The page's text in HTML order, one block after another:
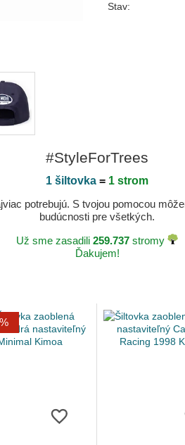
Stav:
#StyleForTrees
1 šiltovka = 1 strom
potrebujú. S tvojou pomocou
budúcnosti pre všetkých.
Už sme zasadili 259.737 stromy
Ďakujem!